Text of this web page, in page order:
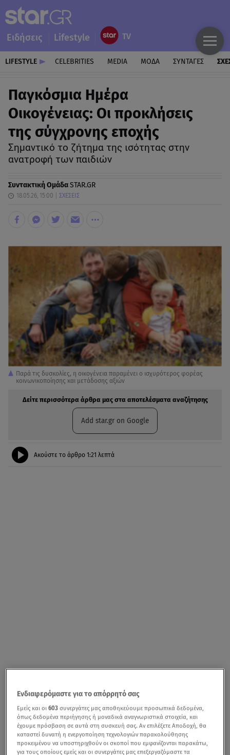
Ειδήσεις Lifestyle
LIFESTYLE CELEBRITIES MEDIA ΜΟΔΑ ΣΥΝΤΑΓΕΣ
Παγκόσμια Ημέρα
Οικογένειας: Οι προκλήσεις
της σύγχρονης εποχής
Σημαντικό το ζήτημα της ισότητας στην
ανατροφή των παιδιών
Συντακτική ΟμάδαSTAR.GR
18.05.26, 15:00 ΣΧΕΣΕΙΣ
Παρά τις δυσκολίες, η οικογένεια παραμένει ο ισχυρότερος φορέας
κοινωνικοποίησης και μετάδοσης αξιών
Δείτε περισσότερα άρθρα μας στα αποτελέσματα αναζήτησης
Add star.gr on Google
Ακούστε το άρθρο 1:21 λεπτά
Ενδιαφερόμαστε για το απόρρητό σας
Εμείς και οι603 συνεργάτες μας αποθηκεύουμε προσωπικά δεδομένα,
όπως δεδομένα περιήγησης ή μοναδικά αναγνωριστικά στοιχεία, και
έχουμε πρόσβαση σε αυτά στη συσκευή σας. Αν επιλέξετε Αποδοχή, θα
καταστεί δυνατή η ενεργοποίηση τεχνολογιών παρακολούθησης
προκειμένου να υποστηριχθούν οι σκοποί που εμφανίζονται παρακάτω,
για τους οποίους εμείς και οι συνεργάτες μας επεξεργαζόμαστε τα